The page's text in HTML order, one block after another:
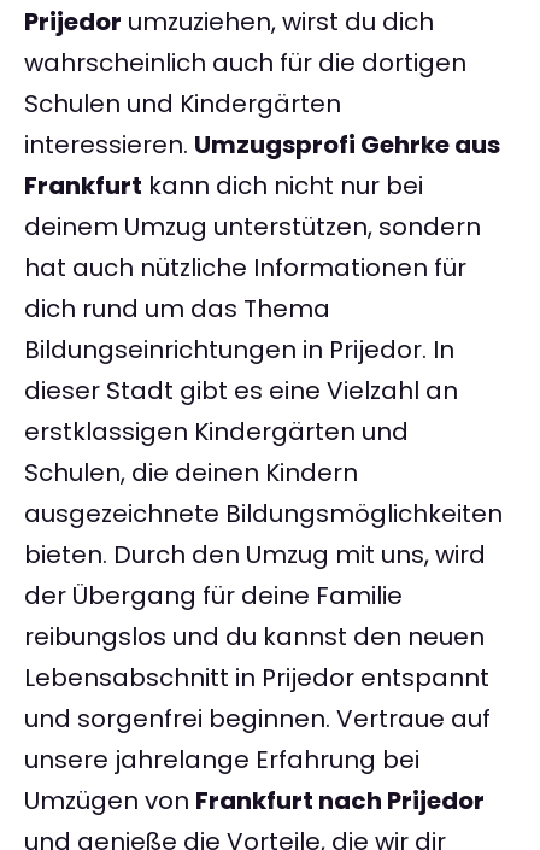
Prijedor umzuziehen, wirst du dich
wahrscheinlich auch für die dortigen
Schulen und Kindergärten
interessieren. Umzugsprofi Gehrke aus
Frankfurt kann dich nicht nur bei
deinem Umzug unterstützen, sondern
hat auch nützliche Informationen für
dich rund um das Thema
Bildungseinrichtungen in Prijedor. In
dieser Stadt gibt es eine Vielzahl an
erstklassigen Kindergärten und
Schulen, die deinen Kindern
ausgezeichnete Bildungsmöglichkeiten
bieten. Durch den Umzug mit uns, wird
der Übergang für deine Familie
reibungslos und du kannst den neuen
Lebensabschnitt in Prijedor entspannt
und sorgenfrei beginnen. Vertraue auf
unsere jahrelange Erfahrung bei
Umzügen von Frankfurt nach Prijedor
und genieße die Vorteile, die wir dir